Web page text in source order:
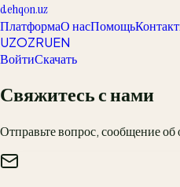
dehqon.uz
ПлатформаО насПомощь
UZOZRUEN
ВойтиСкачать
Свяжитесь с нами
Отправьте вопрос, сообщение